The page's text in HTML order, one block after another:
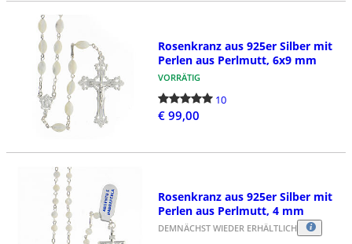
Rosenkranz aus 925er Silber mit
Perlen aus Perlmutt, 6x9 mm
VORRÄTIG
10
€ 99,00
Rosenkranz aus 925er Silber mit
Perlen aus Perlmutt, 4 mm
DEMNÄCHST WIEDER ERHÄLTLICH